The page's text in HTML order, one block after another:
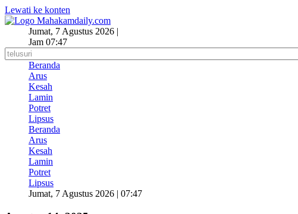
Lewati ke konten
Jumat, 7 Agustus 2026 |
Jam 07:47
Beranda
Arus
Kesah
Lamin
Potret
Lipsus
Beranda
Arus
Kesah
Lamin
Potret
Lipsus
Jumat, 7 Agustus 2026 | 07:47